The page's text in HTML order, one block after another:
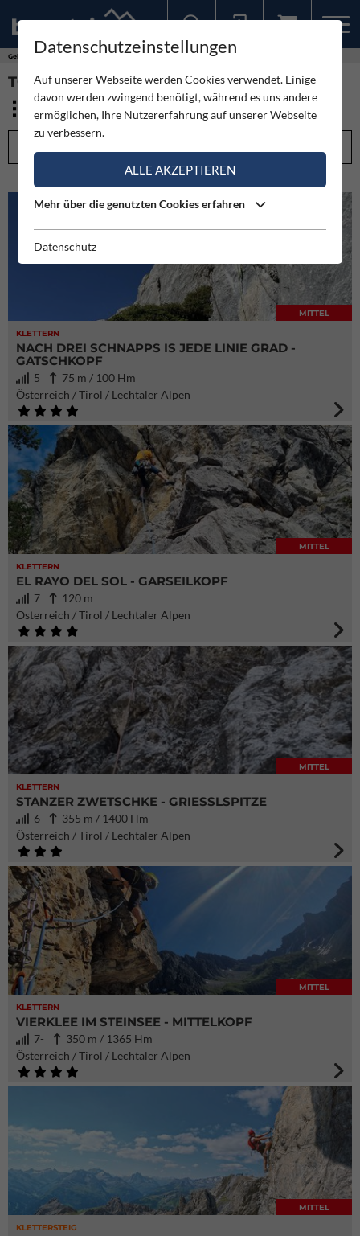
Gebirge
TOUREN - LECHTALER ALPEN (48)
KLETTERN
MITTEL
NACH DREI SCHNAPPS IS JEDE LINIE GRAD -
GATSCHKOPF
5
75 m / 100 Hm
Österreich / Tirol / Lechtaler Alpen
KLETTERN
MITTEL
EL RAYO DEL SOL - GARSEILKOPF
7
120 m
Österreich / Tirol / Lechtaler Alpen
KLETTERN
MITTEL
STANZER ZWETSCHKE - GRIESSLSPITZE
6
355 m / 1400 Hm
Österreich / Tirol / Lechtaler Alpen
KLETTERN
MITTEL
VIERKLEE IM STEINSEE - MITTELKOPF
7-
350 m / 1365 Hm
Österreich / Tirol / Lechtaler Alpen
KLETTERSTEIG
MITTEL
Datenschutzeinstellungen
Auf unserer Webseite werden Cookies verwendet. Einige
davon werden zwingend benötigt, während es uns andere
ermöglichen, Ihre Nutzererfahrung auf unserer Webseite
zu verbessern.
ALLE AKZEPTIEREN
Mehr über die genutzten Cookies erfahren
Datenschutz